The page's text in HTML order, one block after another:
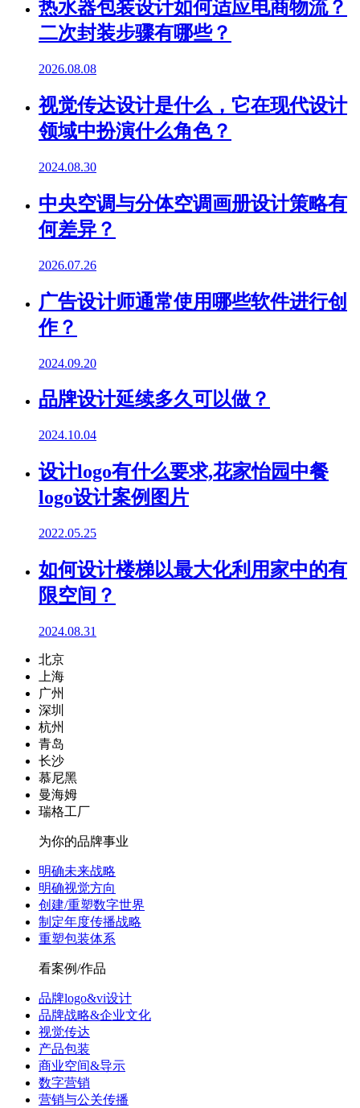
热水器包装设计如何适应电商物流？
二次封装步骤有哪些？
2026.08.08
视觉传达设计是什么，它在现代设计
领域中扮演什么角色？
2024.08.30
中央空调与分体空调画册设计策略有
何差异？
2026.07.26
广告设计师通常使用哪些软件进行创
作？
2024.09.20
品牌设计延续多久可以做？
2024.10.04
设计logo有什么要求,花家怡园中餐
logo设计案例图片
2022.05.25
如何设计楼梯以最大化利用家中的有
限空间？
2024.08.31
北京
上海
广州
深圳
杭州
青岛
长沙
慕尼黑
曼海姆
瑞格工厂
为你的品牌事业
明确未来战略
明确视觉方向
创建/重塑数字世界
制定年度传播战略
重塑包装体系
看案例/作品
品牌logo&vi设计
品牌战略&企业文化
视觉传达
产品包装
商业空间&导示
数字营销
营销与公关传播